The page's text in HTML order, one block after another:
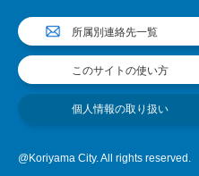
所属別連絡先一覧
このサイトの使い方
個人情報の取り扱い
@Koriyama City. All rights reserved.